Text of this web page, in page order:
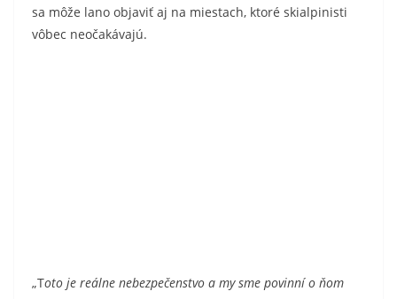
sa môže lano objaviť aj na miestach, ktoré skialpinisti
vôbec neočakávajú.
„Toto je reálne nebezpečenstvo a my sme povinní o ňom